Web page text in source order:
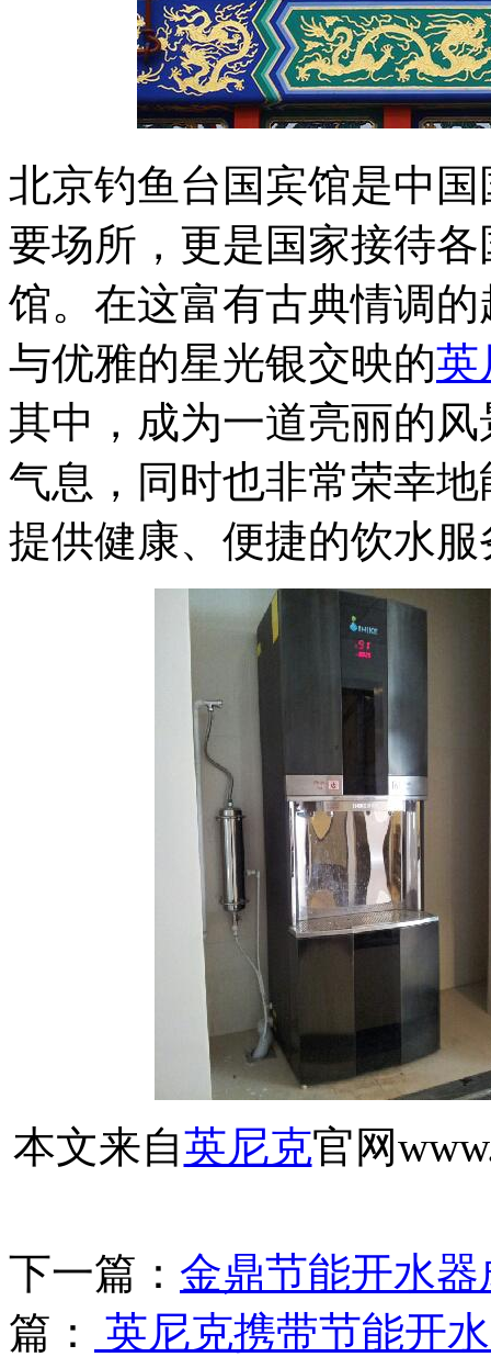
北京钓鱼台国宾馆是中
要场所，更是国家接待
馆。在这富有古典情调
与优雅的星光银交映的英
其中，成为一道亮丽的
气息，同时也非常荣幸
提供健康、便捷的饮水服
本文来自英尼克官网
下一篇： 金鼎节能开水
篇：
英尼克携带节能开